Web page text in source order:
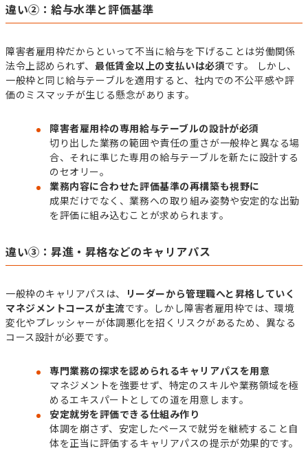
違い②：給与水準と評価基準
障害者雇用枠だからといって不当に給与を下げることは労働関係
法令上認められず、最低賃金以上の支払いは必須です。 しかし、
一般枠と同じ給与テーブルを適用すると、社内での不公平感や評
価のミスマッチが生じる懸念があります。
障害者雇用枠の専用給与テーブルの設計が必須
切り出した業務の範囲や責任の重さが一般枠と異なる場
合、それに準じた専用の給与テーブルを新たに設計する
のセオリー。
業務内容に合わせた評価基準の再構築も視野に
成果だけでなく、業務への取り組み姿勢や安定的な出勤
を評価に組み込むことが求められます。
違い③：昇進・昇格などのキャリアパス
一般枠のキャリアパスは、
リーダーから管理職へと昇格していく
マネジメントコースが主流です。しかし障害者雇用枠では、環境
変化やプレッシャーが体調悪化を招くリスクがあるため、異なる
コース設計が必要です。
専門業務の探求を認められるキャリアパスを用意
マネジメントを強要せず、特定のスキルや業務領域を極
めるエキスパートとしての道を用意します。
安定就労を評価できる仕組み作り
体調を崩さず、安定したペースで就労を継続すること自
体を正当に評価するキャリアパスの提示が効果的です。